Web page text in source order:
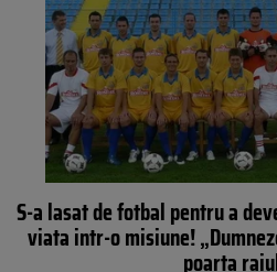
S-a lasat de fotbal pentru a
viata intr-o misiune!
poarta